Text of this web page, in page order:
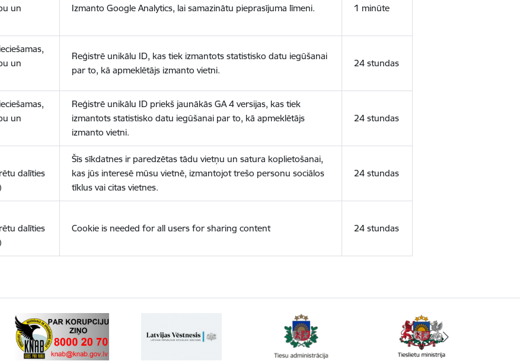
un
Izmanto Google Analytics, lai samazinātu pieprasījuma līmeni. 1 minūte
un
Reģistrē unikālu ID, kas tiek izmantots statistisko datu iegūšanai
par to, kā apmeklētājs izmanto vietni.
24 stundas
un
Reģistrē unikālu ID priekš jaunākās GA 4 versijas, kas tiek
izmantots statistisko datu iegūšanai par to, kā apmeklētājs
izmanto vietni.
24 stundas
dalīties
Šīs sīkdatnes ir paredzētas tādu vietņu un satura koplietošanai,
kas jūs interesē mūsu vietnē, izmantojot trešo personu sociālos
tīklus vai citas vietnes.
24 stundas
dalīties
Cookie is needed for all users for sharing content 24 stundas